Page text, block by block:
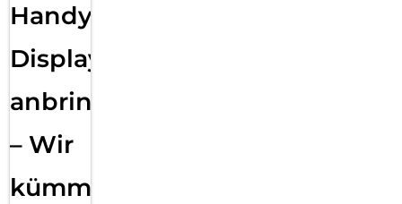
Handy
Displayfolie
anbringen
– Wir
kümmern